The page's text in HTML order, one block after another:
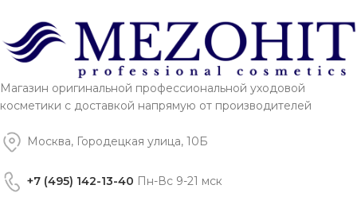
Магазин оригинальной профессиональной уходовой
косметики с доставкой напрямую от производителей
Москва, Городецкая улица, 10Б
+7 (495) 142-13-40 Пн-Вс 9-21 мск